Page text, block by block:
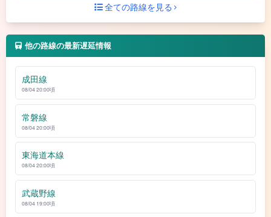
全ての路線を見る
他の路線の最新遅延情報
成田線
08/04 20:00頃
常磐線
08/04 20:00頃
東海道本線
08/04 20:00頃
武蔵野線
08/04 19:00頃